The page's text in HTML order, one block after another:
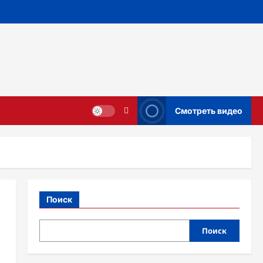
Смотреть видео
Поиск
Поиск